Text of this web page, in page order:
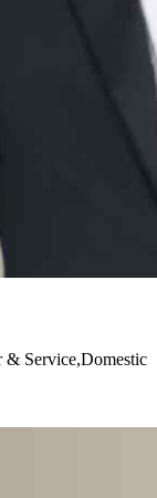
Service,Domestic